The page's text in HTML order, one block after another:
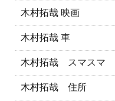
木村拓哉 映画
木村拓哉 車
木村拓哉 スマスマ
木村拓哉 住所